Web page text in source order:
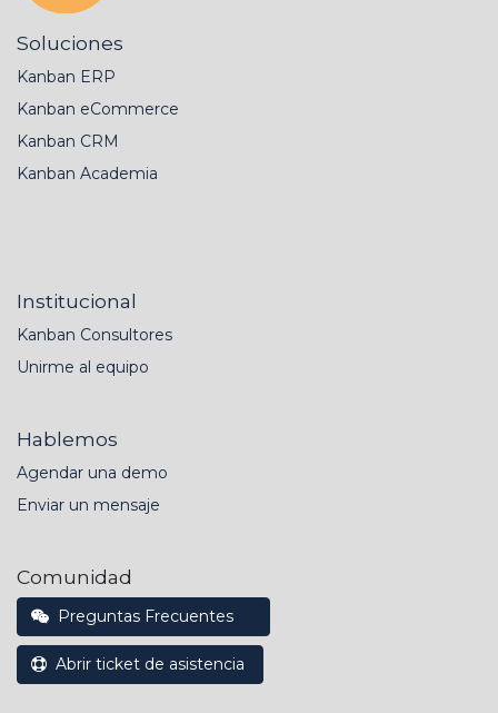
Soluciones
Kanban ERP
Kanban eCommerce
Kanban CRM
Kanban Academia
Institucional
Kanban Consultores
Unirme al equipo
Hablemos
Agendar una demo
Enviar un mensaje
Comunidad
Preguntas Frecuentes
Abrir ticket de asistencia